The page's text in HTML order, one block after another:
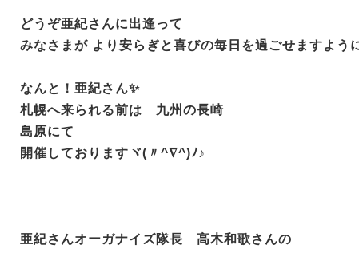
どうぞ亜紀さんに出逢って
みなさまが より安らぎと喜びの毎日を過ごせますよう
なんと！亜紀さん✨
札幌へ来られる前は 九州の長崎
島原にて
開催しておりますヾ(〃^∇^)ﾉ♪
亜紀さんオーガナイズ隊長 高木和歌さんの